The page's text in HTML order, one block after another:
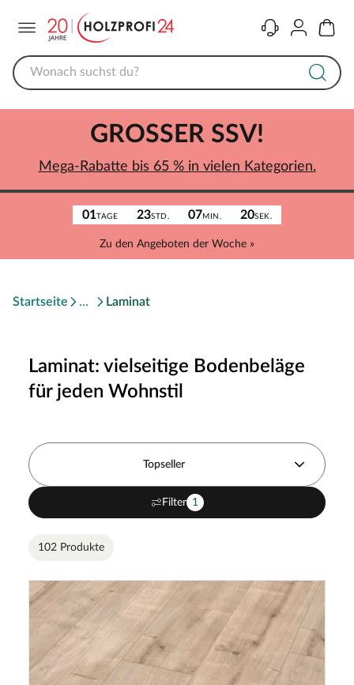
KontaktKonto
01TAGE 23STD. 07MIN. 20SEK.
Zu den Angeboten der Woche »
GROSSER SSV!
Mega-Rabatte bis 65 % in vielen Kategorien.
Startseite Laminat
Laminat: vielseitige Bodenbeläge
für jeden Wohnstil
Topseller
Filter 1
102 Produkte